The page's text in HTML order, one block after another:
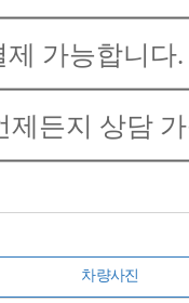
가능합니다
든지 상담
차량사진